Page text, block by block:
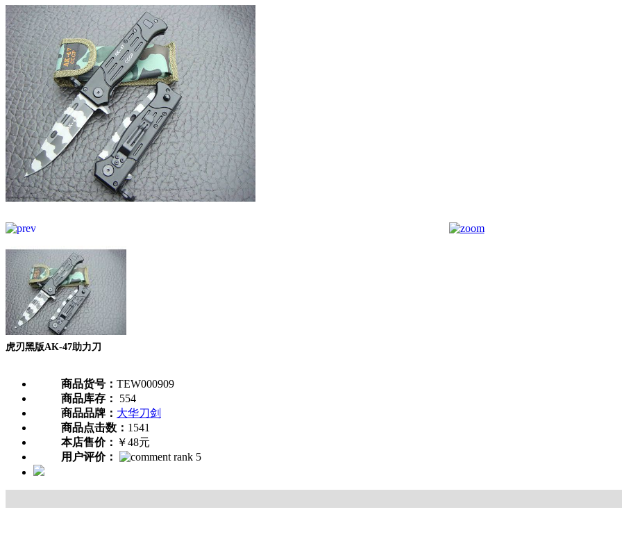
虎刃黑版AK-47助力刀
商品货号： TEW000909
商品库存：
554
商品品牌： 大华刀剑
商品点击数： 1541
本店售价： ￥48元
用户评价：